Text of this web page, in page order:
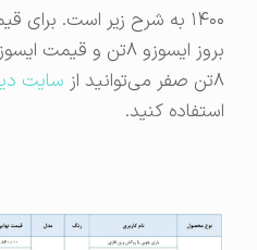
۱۴۰۰ به شرح زیر است. برای قیمت
بروز ایسوزو ۸تن و قیمت ایسوزو
سایت دیوار
استفاده کنید.